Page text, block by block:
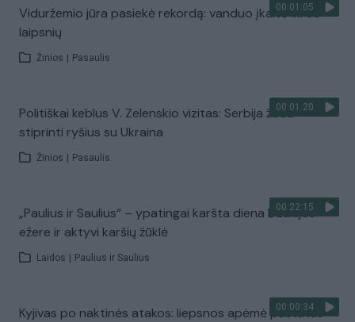
00:01:05
Viduržemio jūra pasiekė rekordą: vanduo įkaito iki 33
laipsnių
Žinios Pasaulis
00:01:20
Politiškai keblus V. Zelenskio vizitas: Serbija žada
stiprinti ryšius su Ukraina
Žinios Pasaulis
00:22:15
„Paulius ir Saulius“ – ypatingai karšta diena Dzūkijos
ežere ir aktyvi karšių žūklė
Laidos Paulius ir Saulius
00:00:34
Kyjivas po naktinės atakos: liepsnos apėmė pastatus